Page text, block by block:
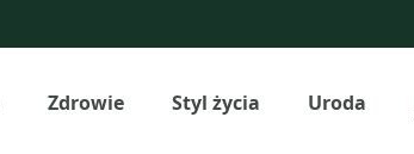
Zdrowie Styl życia Uroda